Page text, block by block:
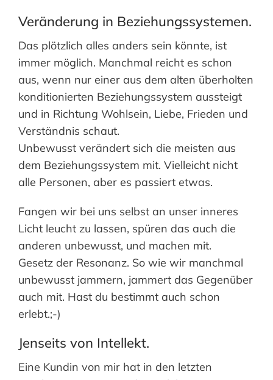
Veränderung in Beziehungssystemen.
Das plötzlich alles anders sein könnte, ist
immer möglich. Manchmal reicht es schon
aus, wenn nur einer aus dem alten überholten
konditionierten Beziehungssystem aussteigt
und in Richtung Wohlsein, Liebe, Frieden und
Verständnis schaut.
Unbewusst verändert sich die meisten aus
dem Beziehungssystem mit. Vielleicht nicht
alle Personen, aber es passiert etwas.
Fangen wir bei uns selbst an unser inneres
Licht leucht zu lassen, spüren das auch die
anderen unbewusst, und machen mit.
Gesetz der Resonanz. So wie wir manchmal
unbewusst jammern, jammert das Gegenüber
auch mit. Hast du bestimmt auch schon
erlebt.;-)
Jenseits von Intellekt.
Eine Kundin von mir hat in den letzten